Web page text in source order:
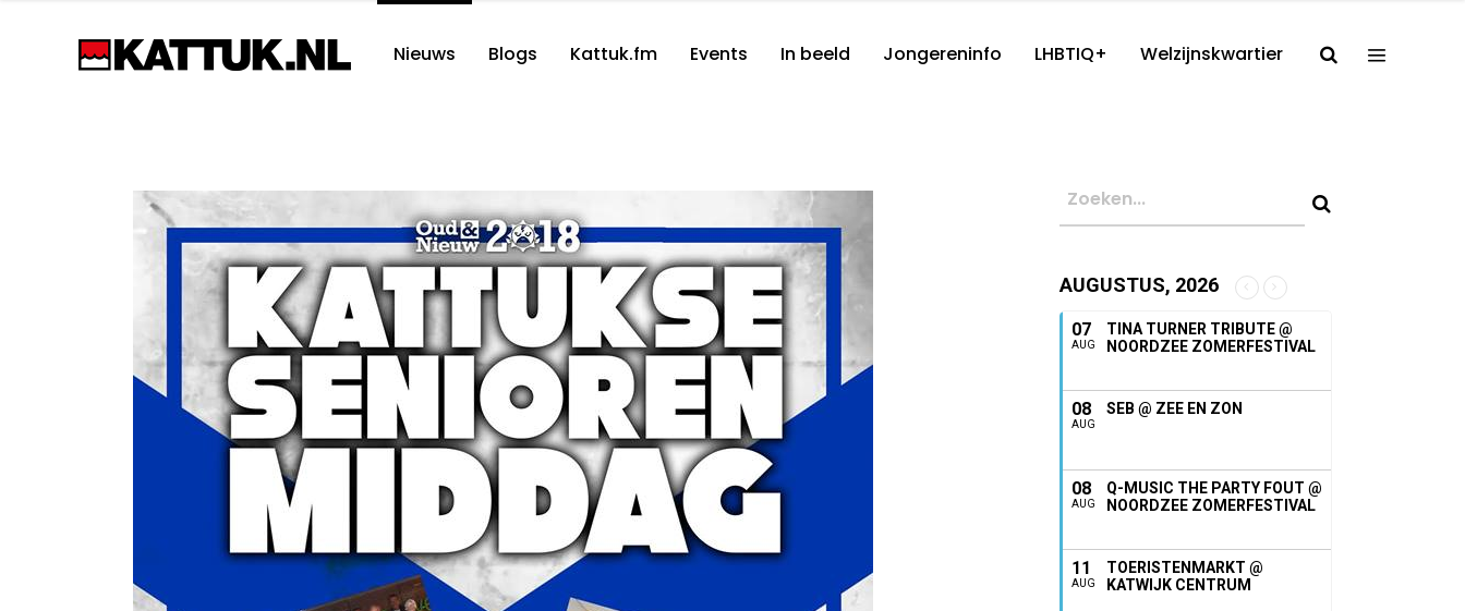
Nieuws Blogs Kattuk.fm Events In beeld Jongereninfo LHBTIQ+ Welzijnskwartier
AUGUSTUS, 2026
07
AUG
TINA TURNER TRIBUTE @
NOORDZEE ZOMERFESTIVAL
08
AUG
SEB @ ZEE EN ZON
08
AUG
Q-MUSIC THE PARTY FOUT @
NOORDZEE ZOMERFESTIVAL
11
AUG
TOERISTENMARKT @
KATWIJK CENTRUM